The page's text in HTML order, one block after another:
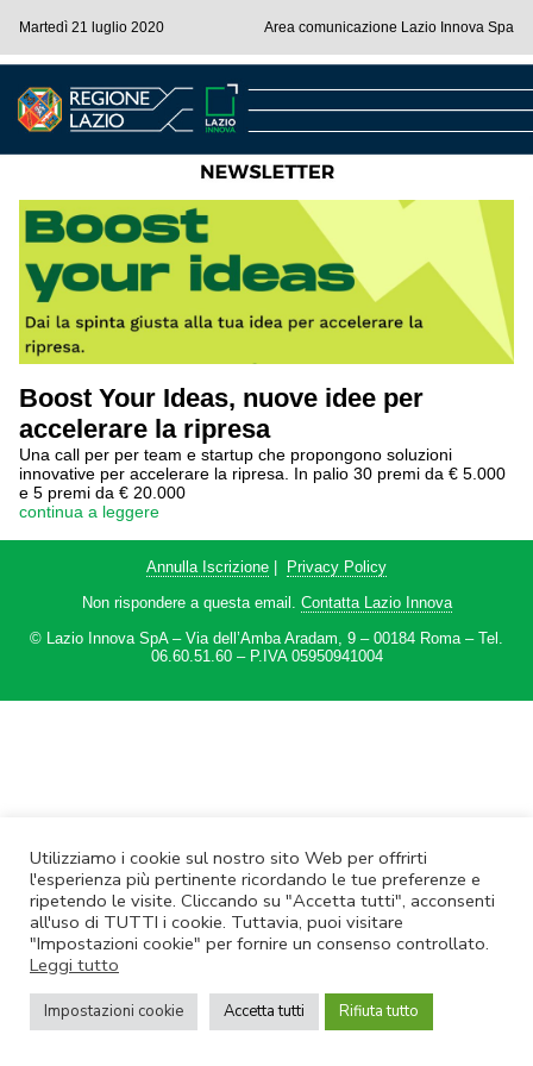
Utilizziamo i cookie sul nostro sito Web per offrirti
l'esperienza più pertinente ricordando le tue preferenze e
ripetendo le visite. Cliccando su "Accetta tutti", acconsenti
all'uso di TUTTI i cookie. Tuttavia, puoi visitare
"Impostazioni cookie" per fornire un consenso controllato.
Leggi tutto
Impostazioni cookie Accetta tutti Rifiuta tutto
Martedì 21 luglio 2020 Area comunicazione Lazio Innova Spa
Boost Your Ideas, nuove idee per
accelerare la ripresa
Una call per per team e startup che propongono soluzioni
innovative per accelerare la ripresa. In palio 30 premi da € 5.000
e 5 premi da € 20.000
continua a leggere
Annulla Iscrizione
Privacy Policy
Non rispondere a questa email. Contatta Lazio Innova
© Lazio Innova SpA – Via dell’Amba Aradam, 9 – 00184 Roma – Tel.
06.60.51.60 – P.IVA 05950941004